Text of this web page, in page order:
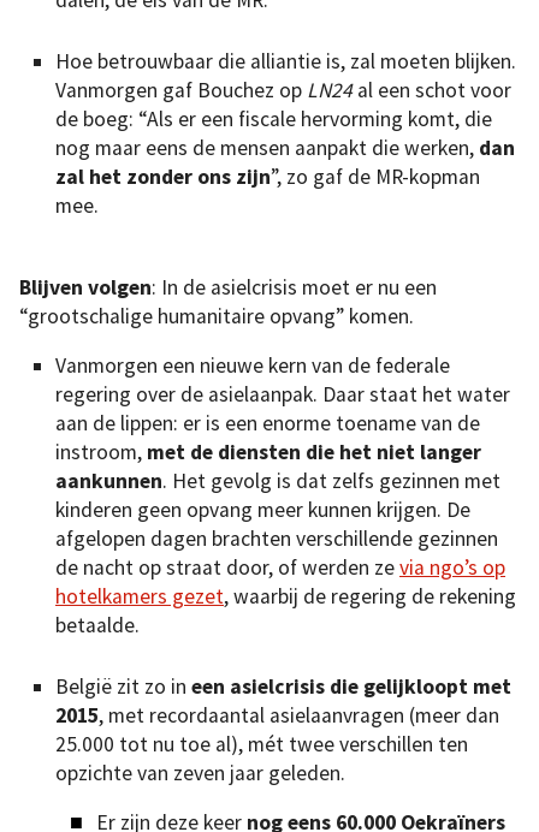
Hoe betrouwbaar die alliantie is, zal moeten blijken.
Vanmorgen gaf Bouchez op LN24al een schot voor
de boeg: “Als er een fiscale hervorming komt, die
nog maar eens de mensen aanpakt die werken, dan
zal het zonder ons zijn”, zo gaf de MR-kopman
mee.
Blijven volgen: In de asielcrisis moet er nu een
“grootschalige humanitaire opvang” komen.
Vanmorgen een nieuwe kern van de federale
regering over de asielaanpak. Daar staat het water
aan de lippen: er is een enorme toename van de
instroom, met de diensten die het niet langer
aankunnen. Het gevolg is dat zelfs gezinnen met
kinderen geen opvang meer kunnen krijgen. De
afgelopen dagen brachten verschillende gezinnen
de nacht op straat door, of werden zevia ngo’s op
hotelkamers gezet, waarbij de regering de rekening
betaalde.
België zit zo in een asielcrisis die gelijkloopt met
2015, met recordaantal asielaanvragen (meer dan
25.000 tot nu toe al), mét twee verschillen ten
opzichte van zeven jaar geleden.
Er zijn deze keer nog eens 60.000 Oekraïners